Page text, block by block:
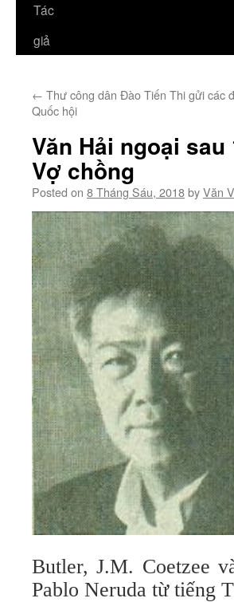
Tác
giả
← Thư công dân Đào Tiến Thi gửi các
Quốc hội
Văn Hải ngoại
Vợ chồng
Posted on 8 Tháng Sáu, 2018byVăn
Butler, J.M. Coetzee
Pablo Neruda từ tiếng